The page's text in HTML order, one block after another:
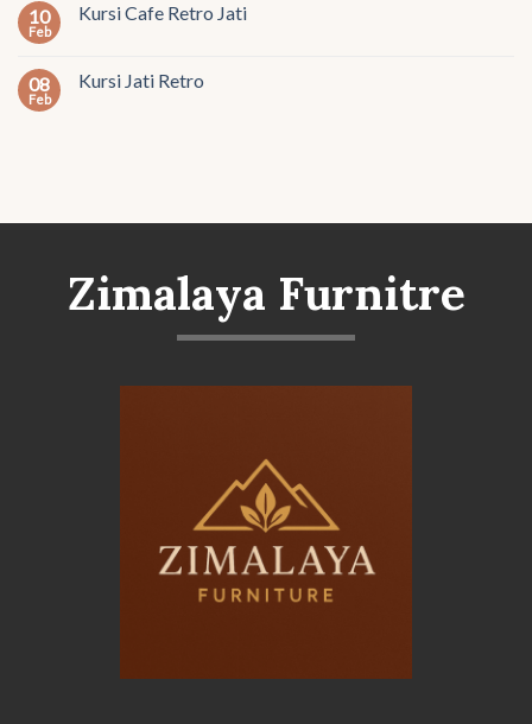
10
Feb
Kursi Cafe Retro Jati
08
Feb
Kursi Jati Retro
Zimalaya Furnitre